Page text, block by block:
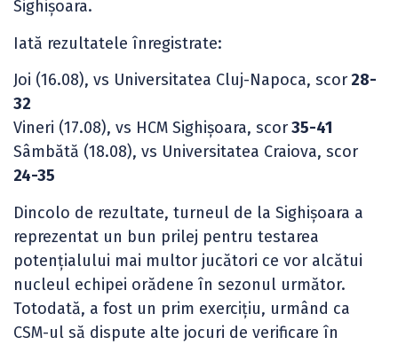
Sighișoara.
Iată rezultatele înregistrate:
Joi (16.08), vs Universitatea Cluj-Napoca, scor 28-
32
Vineri (17.08), vs HCM Sighișoara, scor35-41
Sâmbătă (18.08), vs Universitatea Craiova, scor
24-35
Dincolo de rezultate, turneul de la Sighișoara a
reprezentat un bun prilej pentru testarea
potențialului mai multor jucători ce vor alcătui
nucleul echipei orădene în sezonul următor.
Totodată, a fost un prim exercițiu, urmând ca
CSM-ul să dispute alte jocuri de verificare în